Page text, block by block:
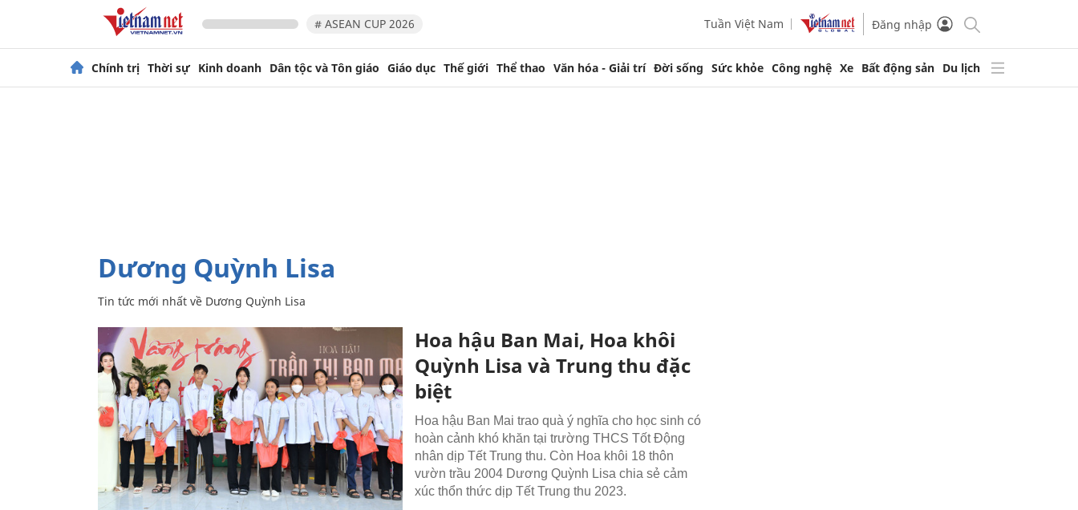
# ASEAN CUP 2026 Tuần Việt Nam Đăng nhập
Chính trị Thời sự Kinh doanh Dân tộc và Tôn giáo Giáo dục Thế giới Thể thao Văn hóa - Giải trí Đời sống Sức khỏe Công nghệ Xe Bất động sản Du lịch
Dương Quỳnh Lisa
Tin tức mới nhất về Dương Quỳnh Lisa
Hoa hậu Ban Mai, Hoa khôi
Quỳnh Lisa và Trung thu đặc
biệt
Hoa hậu Ban Mai trao quà ý nghĩa cho học sinh có
hoàn cảnh khó khăn tại trường THCS Tốt Động
nhân dịp Tết Trung thu. Còn Hoa khôi 18 thôn
vườn trầu 2004 Dương Quỳnh Lisa chia sẻ cảm
xúc thổn thức dịp Tết Trung thu 2023.